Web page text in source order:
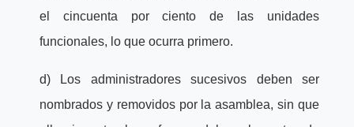
el cincuenta por ciento de las unidades
funcionales, lo que ocurra primero.
d) Los administradores sucesivos deben ser
nombrados y removidos por la asamblea, sin que